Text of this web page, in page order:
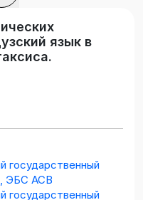
язык в
государственный
ЭБС АСВ
государственный